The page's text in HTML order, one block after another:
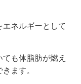
ネルギーとして
も体脂肪が燃え
ます。